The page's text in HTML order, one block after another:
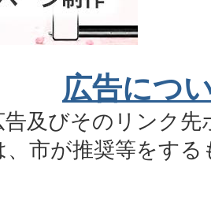
広告につ
及びそのリンク先
、市が推奨等をす